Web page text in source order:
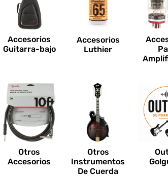
c
c
o
n
e
Accesorios
Guitarra-bajo
Accesorios
Luthier
Otros
Accesorios
Otros
Instrumentos
De Cuerda